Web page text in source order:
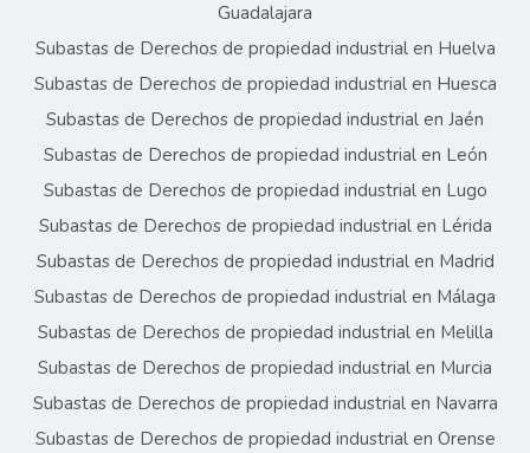
Guadalajara
Subastas de Derechos de propiedad industrial en Huelva
Subastas de Derechos de propiedad industrial en Huesca
Subastas de Derechos de propiedad industrial en Jaén
Subastas de Derechos de propiedad industrial en León
Subastas de Derechos de propiedad industrial en Lugo
Subastas de Derechos de propiedad industrial en Lérida
Subastas de Derechos de propiedad industrial en Madrid
Subastas de Derechos de propiedad industrial en Málaga
Subastas de Derechos de propiedad industrial en Melilla
Subastas de Derechos de propiedad industrial en Murcia
Subastas de Derechos de propiedad industrial en Navarra
Subastas de Derechos de propiedad industrial en Orense